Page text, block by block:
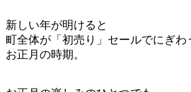
新しい年が明けると
町全体が「初売り」セールでにぎわ
お正月の時期。